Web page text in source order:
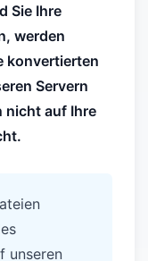
Sie Ihre
werden
konvertierten
Servern
nicht auf Ihre
unseren